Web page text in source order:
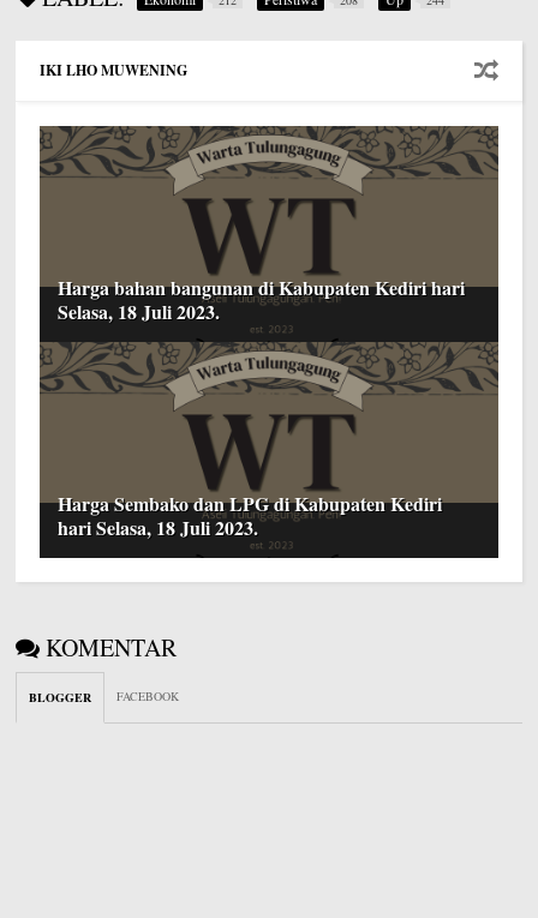
IKI LHO MUWENING
Harga bahan bangunan di Kabupaten Kediri hari
Selasa, 18 Juli 2023.
Harga Sembako dan LPG di Kabupaten Kediri
hari Selasa, 18 Juli 2023.
KOMENTAR
BLOGGER FACEBOOK